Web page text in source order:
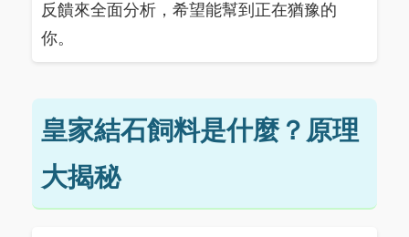
反饋來全面分析，希望能幫到正在猶豫的
你。
皇家結石飼料是什麼？原理
大揭秘